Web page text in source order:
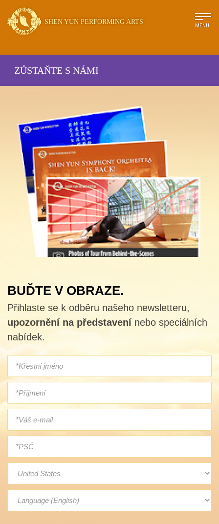
SHEN YUN PERFORMING ARTS
MENU
ZŮSTAŇTE S NÁMI
BUĎTE V OBRAZE.
Přihlaste se k odběru našeho newsletteru,
upozornění na představení nebo speciálních
nabídek.